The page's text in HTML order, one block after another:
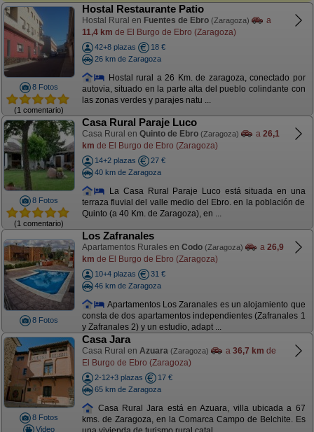
8 Fotos
(1 comentario)
Hostal Restaurante Patio
Hostal Rural en Fuentes de Ebro (Zaragoza)
a
11,4 km de El Burgo de Ebro (Zaragoza)
42+8 plazas
18 €
26 km de Zaragoza
Hostal rural a 26 Km. de zaragoza, conectado por
autovia, situado en la parte alta del pueblo colindante con
las zonas verdes y parajes natu ...
8 Fotos
(1 comentario)
Casa Rural Paraje Luco
Casa Rural en Quinto de Ebro (Zaragoza) a 26,1
km de El Burgo de Ebro (Zaragoza)
14+2 plazas
27 €
40 km de Zaragoza
La Casa Rural Paraje Luco está situada en una
terraza fluvial del valle medio del Ebro. en la población de
Quinto (a 40 Km. de Zaragoza), en ...
8 Fotos
Los Zafranales
Apartamentos Rurales en Codo (Zaragoza) a 26,9
km de El Burgo de Ebro (Zaragoza)
10+4 plazas
31 €
46 km de Zaragoza
Apartamentos Los Zaranales es un alojamiento que
consta de dos apartamentos independientes (Zafranales 1
y Zafranales 2) y un estudio, adapt ...
8 Fotos
Video
Casa Jara
Casa Rural en Azuara (Zaragoza) a 36,7 km de
El Burgo de Ebro (Zaragoza)
2-12+3 plazas
17 €
65 km de Zaragoza
Casa Rural Jara está en Azuara, villa ubicada a 67
kms. de Zaragoza, en la Comarca Campo de Belchite. Es